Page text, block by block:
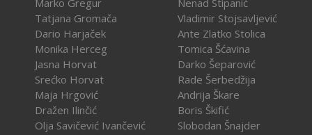
Tatjana Gromača
Dario Harjaček
Monika Herceg
Jasna Horvat
Srećko Horvat
Maja Hrgović
Dražen Ilinčić
Olja Savičević Ivančević
Vladimir Stojsavljević
Ante Zlatko Stolica
Tomica Šćavina
Darko Šeparović
Rade Šerbedžija
Andrija Škare
Boris Škifić
Slobodan Šnajder